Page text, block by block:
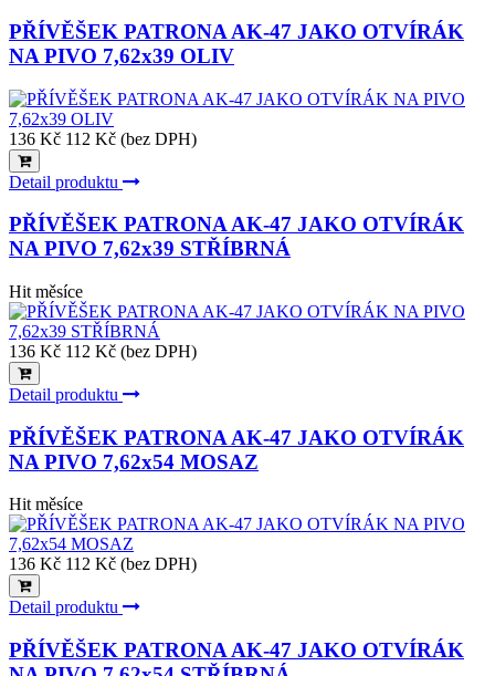
PŘÍVĚŠEK PATRONA AK-47 JAKO OTVÍRÁK
NA PIVO 7,62x39 OLIV
136 Kč 112 Kč (bez DPH)
Detail produktu
PŘÍVĚŠEK PATRONA AK-47 JAKO OTVÍRÁK
NA PIVO 7,62x39 STŘÍBRNÁ
Hit měsíce
136 Kč 112 Kč (bez DPH)
Detail produktu
PŘÍVĚŠEK PATRONA AK-47 JAKO OTVÍRÁK
NA PIVO 7,62x54 MOSAZ
Hit měsíce
136 Kč 112 Kč (bez DPH)
Detail produktu
PŘÍVĚŠEK PATRONA AK-47 JAKO OTVÍRÁK